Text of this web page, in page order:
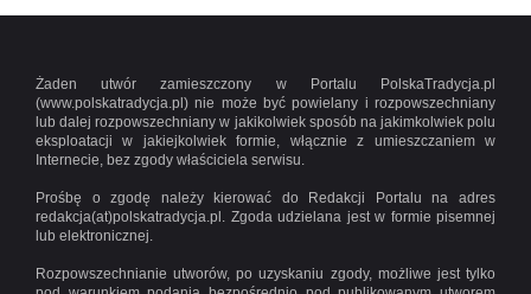
Żaden utwór zamieszczony w Portalu PolskaTradycja.pl
(www.polskatradycja.pl) nie może być powielany i rozpowszechniany
lub dalej rozpowszechniany w jakikolwiek sposób na jakimkolwiek polu
eksploatacji w jakiejkolwiek formie, włącznie z umieszczaniem w
Internecie, bez zgody właściciela serwisu.
Prośbę o zgodę należy kierować do Redakcji Portalu na adres
redakcja(at)polskatradycja.pl. Zgoda udzielana jest w formie pisemnej
lub elektronicznej.
Rozpowszechnianie utworów, po uzyskaniu zgody, możliwe jest tylko